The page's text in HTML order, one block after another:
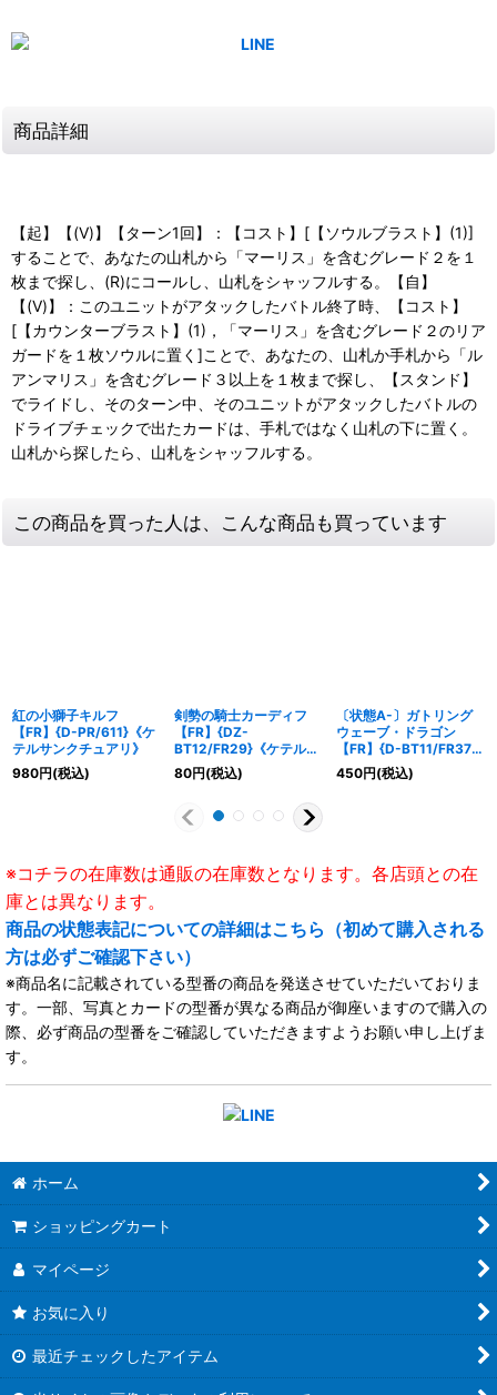
商品詳細
【起】【(V)】【ターン1回】：【コスト】[【ソウルブラスト】(1)]
することで、あなたの山札から「マーリス」を含むグレード２を１
枚まで探し、(R)にコールし、山札をシャッフルする。【自】
【(V)】：このユニットがアタックしたバトル終了時、【コスト】
[【カウンターブラスト】(1)，「マーリス」を含むグレード２のリア
ガードを１枚ソウルに置く]ことで、あなたの、山札か手札から「ル
アンマリス」を含むグレード３以上を１枚まで探し、【スタンド】
でライドし、そのターン中、そのユニットがアタックしたバトルの
ドライブチェックで出たカードは、手札ではなく山札の下に置く。
山札から探したら、山札をシャッフルする。
この商品を買った人は、こんな商品も買っています
紅の小獅子キルフ
【FR】{D-PR/611}《ケ
テルサンクチュアリ》
980円(税込)
剣勢の騎士カーディフ
【FR】{DZ-
BT12/FR29}《ケテルサ
ンクチュアリ》
80円(税込)
〔状態A-〕ガトリング
ウェーブ・ドラゴン
【FR】{D-BT11/FR37}
《ストイケイア》
450円(税込)
※コチラの在庫数は通販の在庫数となります。各店頭との在
庫とは異なります。
商品の状態表記についての詳細はこちら（初めて購入される
方は必ずご確認下さい）
※商品名に記載されている型番の商品を発送させていただいておりま
す。一部、写真とカードの型番が異なる商品が御座いますので購入の
際、必ず商品の型番をご確認していただきますようお願い申し上げま
す。
ホーム
ショッピングカート
マイページ
お気に入り
最近チェックしたアイテム